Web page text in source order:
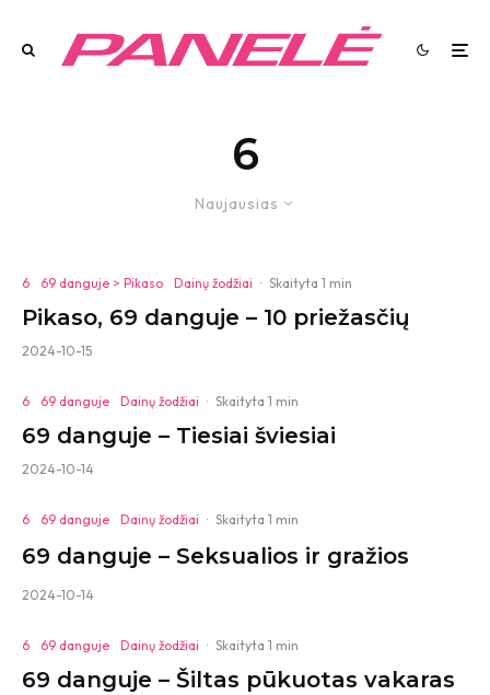
6
Naujausias
6 69 danguje > Pikaso Dainų žodžiai · Skaityta 1 min
Pikaso, 69 danguje – 10 priežasčių
2024-10-15
6 69 danguje Dainų žodžiai · Skaityta 1 min
69 danguje – Tiesiai šviesiai
2024-10-14
6 69 danguje Dainų žodžiai · Skaityta 1 min
69 danguje – Seksualios ir gražios
2024-10-14
6 69 danguje Dainų žodžiai · Skaityta 1 min
69 danguje – Šiltas pūkuotas vakaras